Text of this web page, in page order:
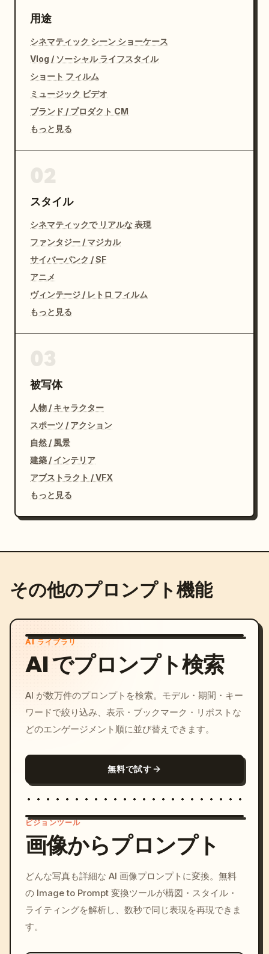
最初から最後まで完璧な連続性を保つこと。
用途
シネマティック シーン ショーケース
Vlog / ソーシャル ライフスタイル
ショート フィルム
ミュージック ビデオ
ブランド / プロダクト CM
もっと見る
スタイル
シネマティックで リアルな 表現
ファンタジー / マジカル
サイバーパンク / SF
アニメ
ヴィンテージ / レトロ フィルム
もっと見る
被写体
人物 / キャラクター
スポーツ / アクション
自然 / 風景
建築 / インテリア
アブストラクト / VFX
もっと見る
その他のプロンプト機能
AI ライブラリ
AI でプロンプト検索
AI が数万件のプロンプトを検索。モデル・期間・キー
ワードで絞り込み、表示・ブックマーク・リポストな
どのエンゲージメント順に並び替えできます。
無料で試す
c, cyberpunk sunset, neon
colors, 8k --v 6.0
ビジョンツール
画像からプロンプト
どんな写真も詳細な AI 画像プロンプトに変換。無料
の Image to Prompt 変換ツールが構図・スタイル・
ライティングを解析し、数秒で同じ表現を再現できま
す。